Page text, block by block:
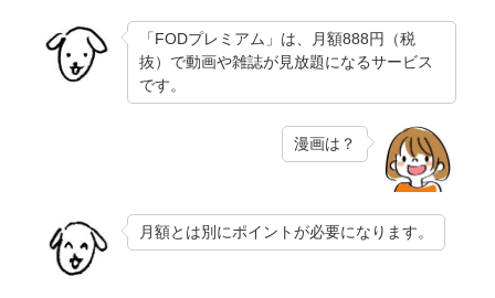
「FODプレミアム」は、月額888円（税
抜）で動画や雑誌が見放題になるサービス
です。
漫画は？
月額とは別にポイントが必要になります。